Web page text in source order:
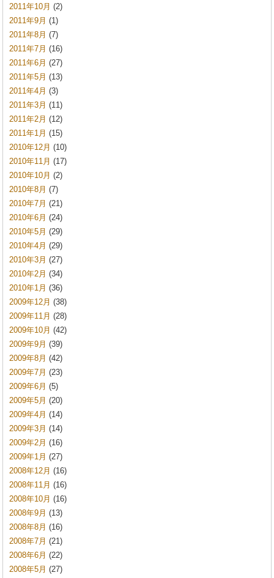
2011年10月 (2)
2011年9月 (1)
2011年8月 (7)
2011年7月 (16)
2011年6月 (27)
2011年5月 (13)
2011年4月 (3)
2011年3月 (11)
2011年2月 (12)
2011年1月 (15)
2010年12月 (10)
2010年11月 (17)
2010年10月 (2)
2010年8月 (7)
2010年7月 (21)
2010年6月 (24)
2010年5月 (29)
2010年4月 (29)
2010年3月 (27)
2010年2月 (34)
2010年1月 (36)
2009年12月 (38)
2009年11月 (28)
2009年10月 (42)
2009年9月 (39)
2009年8月 (42)
2009年7月 (23)
2009年6月 (5)
2009年5月 (20)
2009年4月 (14)
2009年3月 (14)
2009年2月 (16)
2009年1月 (27)
2008年12月 (16)
2008年11月 (16)
2008年10月 (16)
2008年9月 (13)
2008年8月 (16)
2008年7月 (21)
2008年6月 (22)
2008年5月 (27)